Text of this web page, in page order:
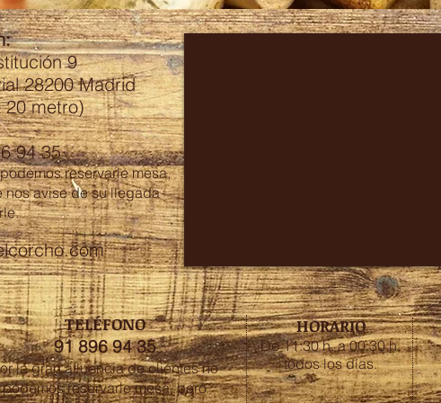
9
28200 Madrid
20 metro)
94 35
reservarle mesa,
nos avise de su llegada
TELÉFONO
91 896 94 35
la gran afluencia de clientes no
podemos reservarle mesa, pero
HORARIO
De 11:30 h. a 00:30 h.
todos los días.